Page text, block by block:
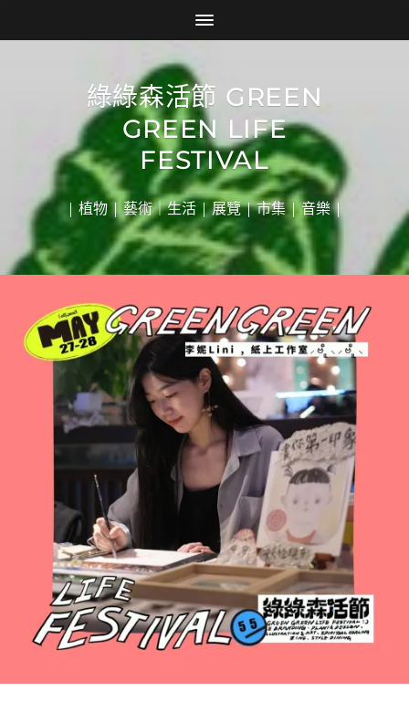
綠綠森活節 GREEN
GREEN LIFE
FESTIVAL
| 植物 | 藝術｜生活 | 展覽 | 市集 | 音樂 |